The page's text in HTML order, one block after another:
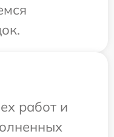
работ и